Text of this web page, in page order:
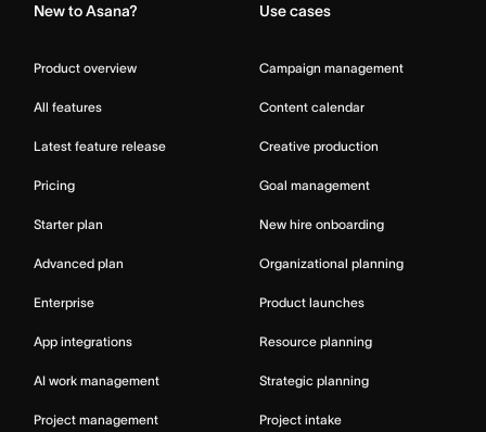
New to Asana?
Product overview
All features
Latest feature release
Pricing
Starter plan
Advanced plan
Enterprise
App integrations
AI work management
Project management
Use cases
Campaign management
Content calendar
Creative production
Goal management
New hire onboarding
Organizational planning
Product launches
Resource planning
Strategic planning
Project intake